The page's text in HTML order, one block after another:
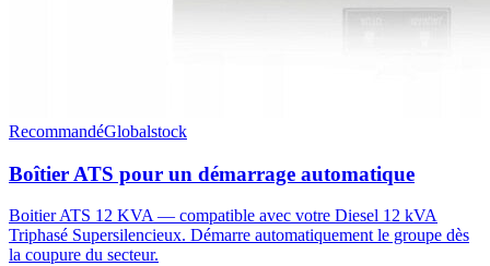
RecommandéGlobalstock
Boîtier ATS pour un démarrage automatique
Boitier ATS 12 KVA — compatible avec votre Diesel 12 kVA
Triphasé Supersilencieux. Démarre automatiquement le groupe dès
la coupure du secteur.